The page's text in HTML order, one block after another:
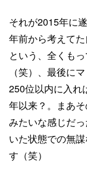
それが2015年に
年前から考えて
という、全くも
（笑）、最後に
250位以内に入れ
年以来？。まあ
みたいな感じだ
いた状態での無
す（笑）